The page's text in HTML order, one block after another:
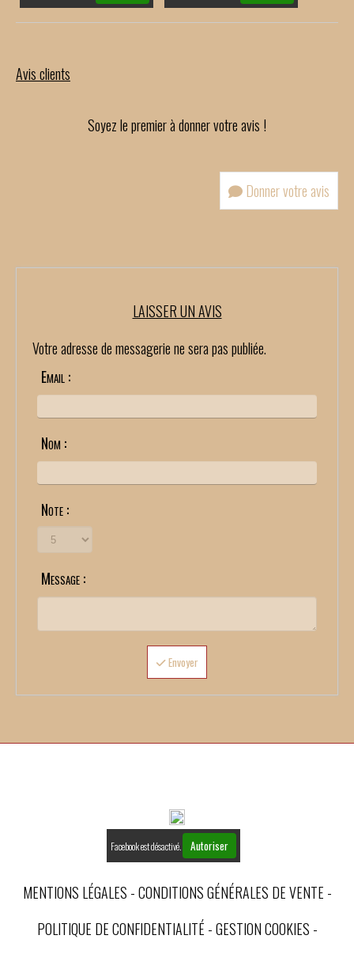
Avis clients
Soyez le premier à donner votre avis !
Donner votre avis
LAISSER UN AVIS
Votre adresse de messagerie ne sera pas publiée.
Email :
Nom :
Note :
Message :
Envoyer
Facebook est désactivé. Autoriser
MENTIONS LÉGALES CONDITIONS GÉNÉRALES DE VENTE
POLITIQUE DE CONFIDENTIALITÉ GESTION COOKIES